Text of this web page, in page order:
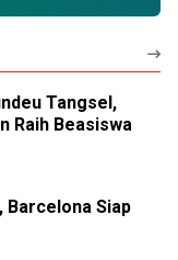
Tangsel,
Raih Beasiswa
Barcelona Siap